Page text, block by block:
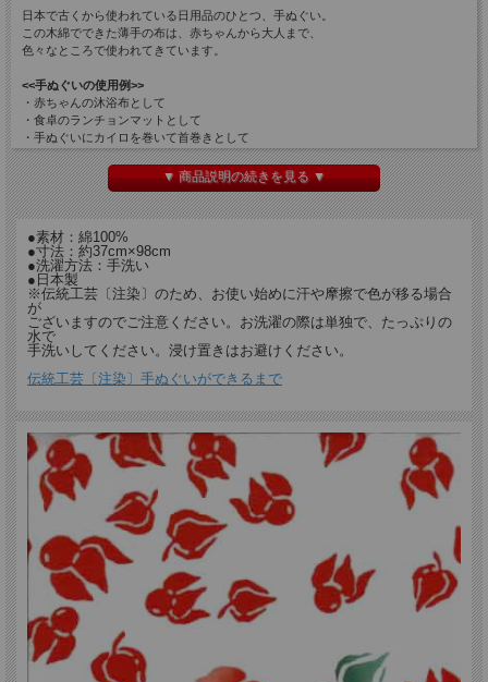
日本で古くから使われている日用品のひとつ、手ぬぐい。
この木綿でできた薄手の布は、赤ちゃんから大人まで、
色々なところで使われてきています。
<<手ぬぐいの使用例>>
・赤ちゃんの沐浴布として
・食卓のランチョンマットとして
・手ぬぐいにカイロを巻いて首巻きとして
・２枚あわせて暖簾として
・キーボードの埃よけとして
・外国の方へのおみやげとして …など
用途もありますし、包んだり、被ったり何でもあり。
綿布なので肌触りもよく、薄手なので乾きも早いと
１枚で何役もこなす使い勝手のよい布です。
この「ほおずき」は、
開花時期にあわせて日本各地で“市”が開催される、ほおずきの柄です。
特に東京・浅草寺のほおずき市は江戸時代から続く、江戸の夏の風物詩です。
そしてこの柄をデザインしたのが、日本橋の老舗「戸田屋商店」さんです。
戸田屋商店
明治5年（1872年）創業、130年以上の老舗の手ぬぐい製造卸問屋さんです。
梨園染の名称で江戸の粋を製品にしています。
▼ 商品説明の続きを見る ▼
●素材：綿100%
●寸法：約37cm×98cm
●洗濯方法：手洗い
●日本製
※伝統工芸〔注染〕のため、お使い始めに汗や摩擦で色が移る場合
が
ございますのでご注意ください。お洗濯の際は単独で、たっぷりの
水で
手洗いしてください。浸け置きはお避けください。
伝統工芸〔注染〕手ぬぐいができるまで